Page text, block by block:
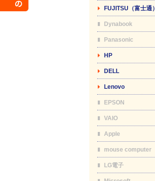
FUJITSU（富士通）
Dynabook
Panasonic
HP
DELL
Lenovo
EPSON
VAIO
Apple
mouse computer
LG電子